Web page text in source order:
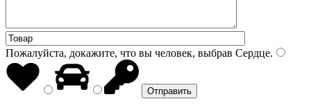
Пожалуйста, докажите, что вы человек, выбрав Сердце.